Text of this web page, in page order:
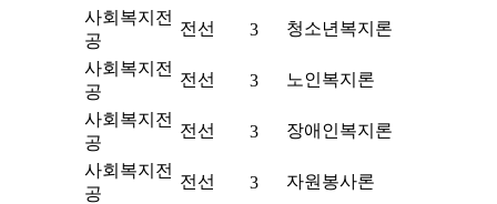
사회복지전
공
전선 3 청소년복지론
사회복지전
공
전선 3 노인복지론
사회복지전
공
전선 3 장애인복지론
사회복지전
공
전선 3 자원봉사론